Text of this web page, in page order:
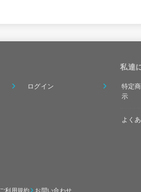
ログイン
私達
特定
示
よく
ご利用規約 お問い合わせ